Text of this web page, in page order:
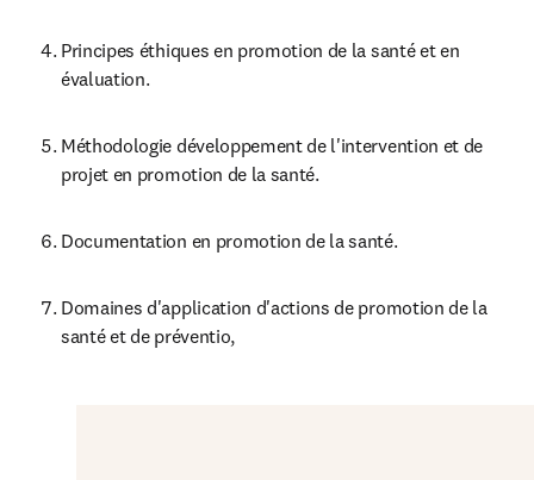
Principes éthiques en promotion de la santé et en
évaluation.
Méthodologie développement de l'intervention et de
projet en promotion de la santé.
Documentation en promotion de la santé.
Domaines d'application d'actions de promotion de la
santé et de préventio,